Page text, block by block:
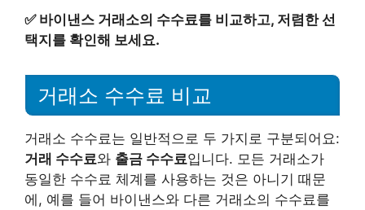
✅ 바이낸스 거래소의 수수료를 비교하고, 저렴한 선
택지를 확인해 보세요.
거래소 수수료 비교
거래소 수수료는 일반적으로 두 가지로 구분되어요:
거래 수수료와 출금 수수료입니다. 모든 거래소가
동일한 수수료 체계를 사용하는 것은 아니기 때문
에, 예를 들어 바이낸스와 다른 거래소의 수수료를